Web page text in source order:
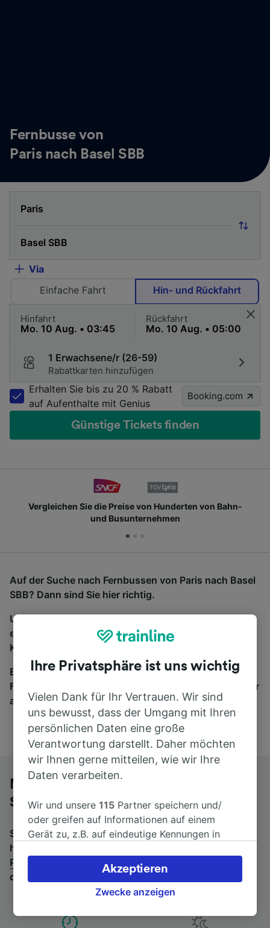
Fernbusse von
Paris nach Basel SBB
Via
Einfache Fahrt
Hin- und Rückfahrt
Hinfahrt Rückfahrt
1 Erwachsene/r (26-59)
Rabattkarten hinzufügen
Erhalten Sie bis zu 20 % Rabatt
auf Aufenthalte mit Genius
Booking.com
Günstige Tickets finden
Vergleichen Sie die Preise von Hunderten von Bahn-
und Busunternehmen
Auf der Suche nach Fernbussen von Paris nach Basel
SBB? Dann sind Sie hier richtig.
Um Bustickets zu finden, starten Sie einfach oben
eine Suche und wir vergleichen Fahrtzeiten und
Kosten für Bahn- und Busreisen miteinander.
Egal, wohin die Reise geht – starten Sie mit uns.
Finden Sie hier Fahrkarten für Verbindungen von mehr
als 170 Bahn- und Busunternehmen.
Mit dem Fernbus von Paris nach Basel
SBB
Suchen Sie nach einem Rückfahrtticket? Dann bitte
hier entlang:
Paris
Wenn Sie lieber mit dem Zug fahren, prüfen Sie
die
Züge von Paris bis Basel SBB.
Ihre Privatsphäre ist uns wichtig
Vielen Dank für Ihr Vertrauen. Wir sind
uns bewusst, dass der Umgang mit Ihren
persönlichen Daten eine große
Verantwortung darstellt. Daher möchten
wir Ihnen gerne mitteilen, wie wir Ihre
Daten verarbeiten.
Wir und unsere115 Partner speichern und/
oder greifen auf Informationen auf einem
Gerät zu, z.B. auf eindeutige Kennungen in
verarbeiten. Sie können Ihre Präferenzen
akzeptieren oder verwalten, einschließlich
Ihres Widerspruchsrechts bei berechtigtem
besuchen Sie jederzeit die Seite der
Zwecke anzeigen
Akzeptieren